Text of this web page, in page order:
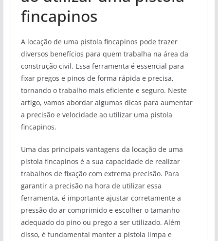
fincapinos
A locação de uma pistola fincapinos pode trazer
diversos benefícios para quem trabalha na área da
construção civil. Essa ferramenta é essencial para
fixar pregos e pinos de forma rápida e precisa,
tornando o trabalho mais eficiente e seguro. Neste
artigo, vamos abordar algumas dicas para aumentar
a precisão e velocidade ao utilizar uma pistola
fincapinos.
Uma das principais vantagens da locação de uma
pistola fincapinos é a sua capacidade de realizar
trabalhos de fixação com extrema precisão. Para
garantir a precisão na hora de utilizar essa
ferramenta, é importante ajustar corretamente a
pressão do ar comprimido e escolher o tamanho
adequado do pino ou prego a ser utilizado. Além
disso, é fundamental manter a pistola limpa e